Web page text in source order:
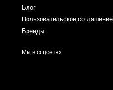
Блог
Пользовательское соглашение
Бренды
Мы в соцсетях